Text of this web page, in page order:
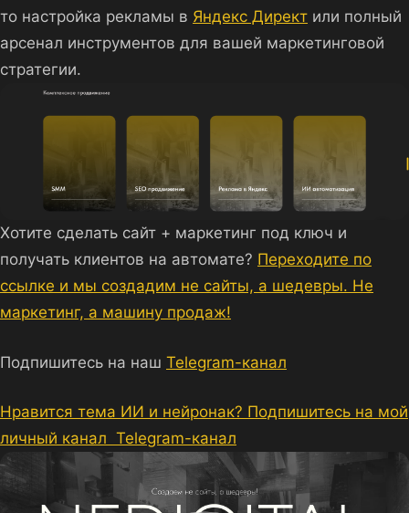
то настройка рекламы в Яндекс Директ или полный
арсенал инструментов для вашей маркетинговой
стратегии.
Хотите сделать сайт + маркетинг под ключ и
получать клиентов на автомате? Переходите по
ссылке и мы создадим не сайты, а шедевры. Не
маркетинг, а машину продаж!
Подпишитесь на наш Telegram-канал
Нравится тема ИИ и нейронак? Подпишитесь на мой
личный канал Telegram-канал